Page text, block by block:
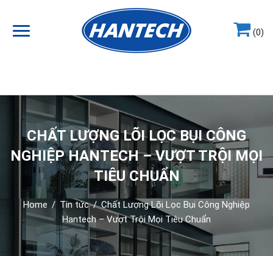
(0)
CHẤT LƯỢNG LÕI LỌC BỤI CÔNG
NGHIỆP HANTECH – VƯỢT TRỘI MỌI
TIÊU CHUẨN
Home / Tin tức / Chất Lượng Lõi Lọc Bụi Công Nghiệp
Hantech – Vượt Trội Mọi Tiêu Chuẩn